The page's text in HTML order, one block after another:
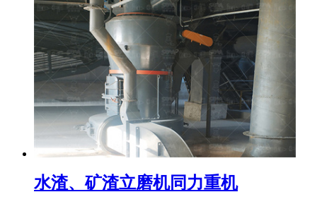
水渣、矿渣立磨机同力重机